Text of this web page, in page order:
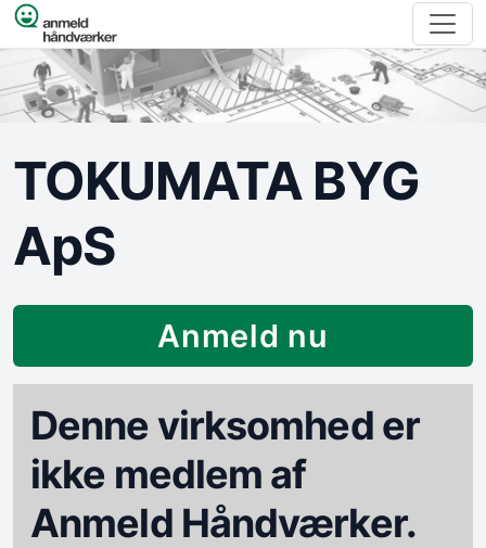
Spring til indhold
TOKUMATA BYG
ApS
Anmeld nu
Denne virksomhed er
ikke medlem af
Anmeld Håndværker.